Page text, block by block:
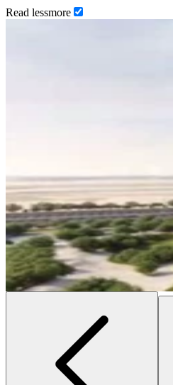
Read lessmore